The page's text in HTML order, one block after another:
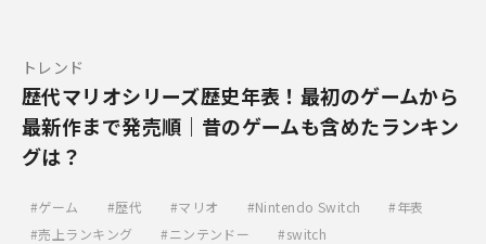
トレンド
歴代マリオシリーズ歴史年表！最初のゲームから
最新作まで発売順｜昔のゲームも含めたランキン
グは？
ゲーム 歴代 マリオ Nintendo Switch
年表
売上ランキング
ニンテンドー
switch